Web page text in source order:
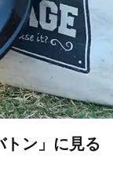
トン」に見る